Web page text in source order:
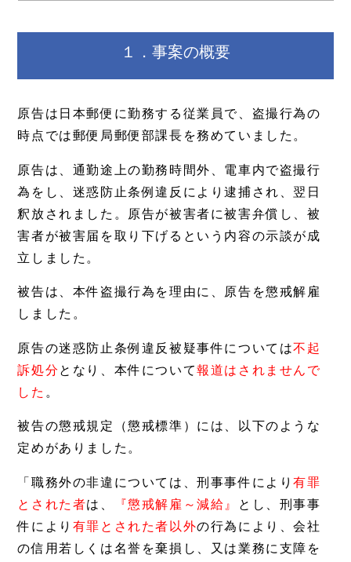
１．事案の概要
原告は日本郵便に勤務する従業員で、盗撮行為の
時点では郵便局郵便部課長を務めていました。
原告は、通勤途上の勤務時間外、電車内で盗撮行
為をし、迷惑防止条例違反により逮捕され、翌日
釈放されました。原告が被害者に被害弁償し、被
害者が被害届を取り下げるという内容の示談が成
立しました。
被告は、本件盗撮行為を理由に、原告を懲戒解雇
しました。
原告の迷惑防止条例違反被疑事件については不起
訴処分 となり、本件について報道はされませんで
した 。
被告の懲戒規定（懲戒標準）には、以下のような
定めがありました。
「職務外の非違については、刑事事件により有罪
とされた者は、 『懲戒解雇～減給』
とし、刑事事
件により 有罪とされた者以外の行為により、会社
の信用若しくは名誉を棄損し、又は業務に支障を